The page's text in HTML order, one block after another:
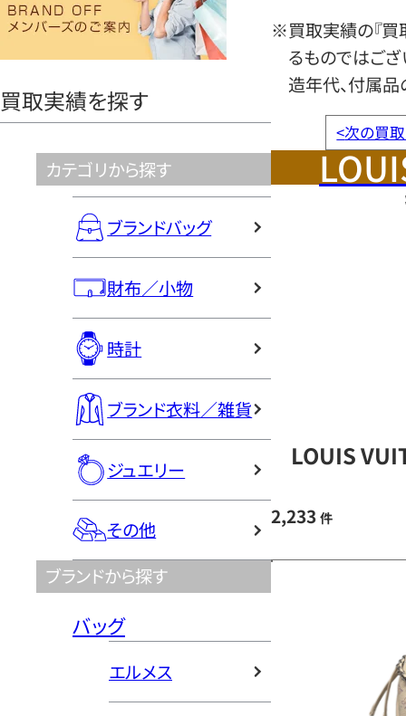
ヤ
買取実績を探す
カテゴリから探す
ブランドバッグ
財布／小物
時計
ブランド衣料／雑貨
ジュエリー
その他
ブランドから探す
バッグ
エルメス
※買取実績の『買
るものではござ
造年代、付属品
<次の買
LOUIS
2,233 件